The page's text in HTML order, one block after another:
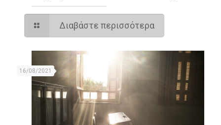
Διαβάστε περισσότερα
16/08/2021